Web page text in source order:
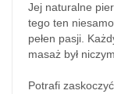
Jej naturalne
tego ten
pełen pasji.
masaż był
Potrafi